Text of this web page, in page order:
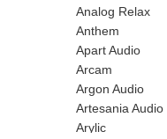
Analog Relax
Anthem
Apart Audio
Arcam
Argon Audio
Artesania Audio
Arylic